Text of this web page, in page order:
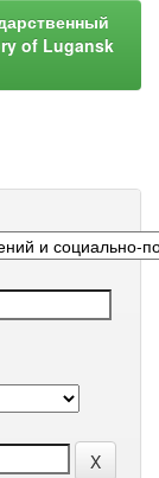
of Lugansk